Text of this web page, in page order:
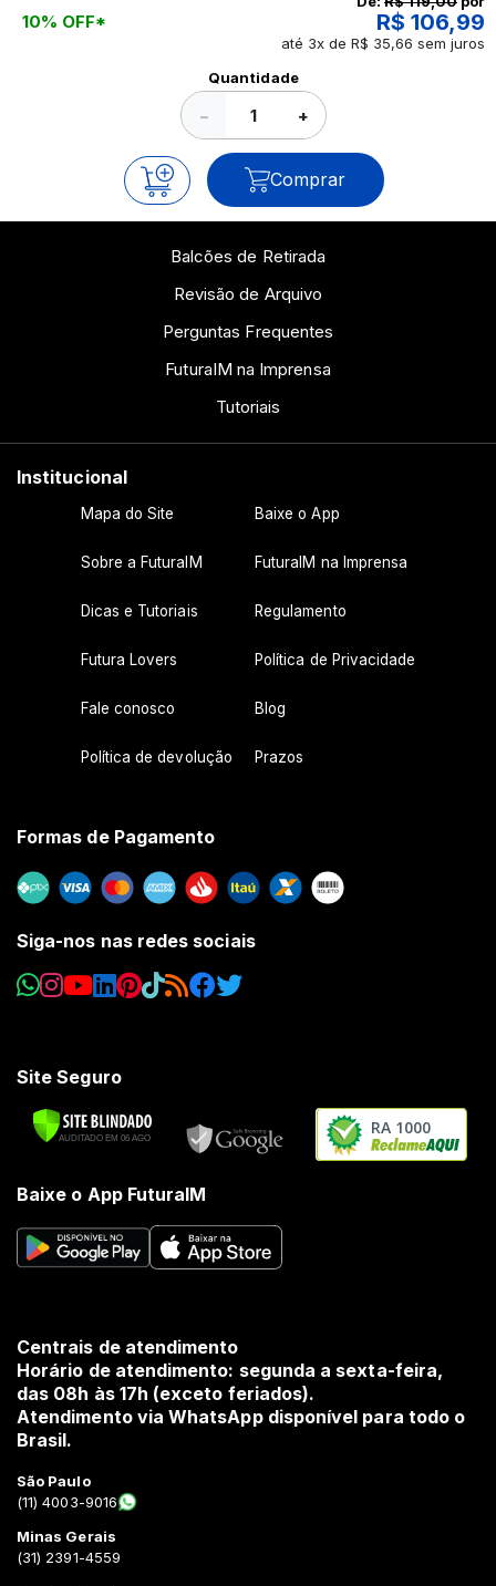
10% OFF* R$ 106,99
até 3x de R$ 35,66 sem juros
Quantidade
− +
Comprar
Balcões de Retirada
Revisão de Arquivo
Perguntas Frequentes
FuturaIM na Imprensa
Tutoriais
Institucional
Mapa do Site Baixe o App
Sobre a FuturaIM FuturaIM na Imprensa
Dicas e Tutoriais Regulamento
Futura Lovers Política de Privacidade
Fale conosco Blog
Política de devolução Prazos
Formas de Pagamento
Siga-nos nas redes sociais
Site Seguro
RA 1000
Baixe o App FuturaIM
Centrais de atendimento
Horário de atendimento: segunda a sexta-feira,
das 08h às 17h (exceto feriados).
Atendimento via WhatsApp disponível para todo o
Brasil.
São Paulo
(11) 4003-9016
Minas Gerais
(31) 2391-4559